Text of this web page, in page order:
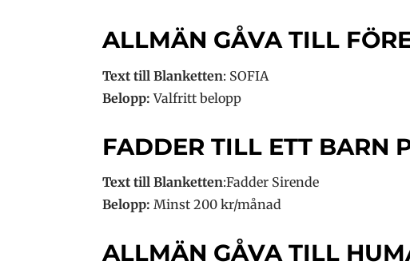
ALLMÄN GÅVA TILL
Text till Blanketten: SOFIA
Belopp: Valfritt belopp
FADDER TILL ETT BARN
Text till Blanketten:Fadder Sirende
Belopp: Minst 200 kr/månad
ALLMÄN GÅVA TILL